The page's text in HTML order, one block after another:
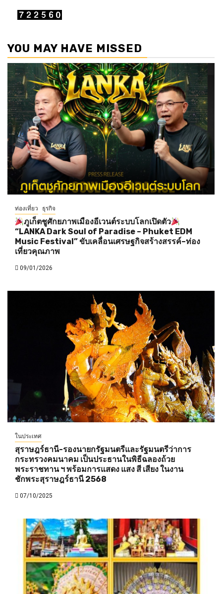
YOU MAY HAVE MISSED
ท่องเที่ยว ธุรกิจ
ภูเก็ตชูศักยภาพเมืองอีเวนต์ระบบโลกเปิดตัว
“LANKA Dark Soul of Paradise – Phuket EDM
Music Festival” ขับเคลื่อนเศรษฐกิจสร้างสรรค์–ท่อง
เที่ยวคุณภาพ
09/01/2026
ในประเทศ
สุราษฎร์ธานี-รองนายกรัฐมนตรีและรัฐมนตรีว่าการ
กระทรวงคมนาคม เป็นประธานในพิธีฉลองถ้วย
พระราชทาน ฯ พร้อมการแสดง แสง สี เสียง ในงาน
ชักพระสุราษฎร์ธานี 2568
07/10/2025